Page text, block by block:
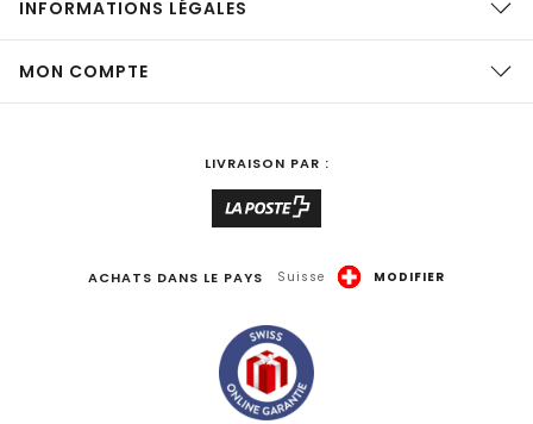
INFORMATIONS LÉGALES
MON COMPTE
LIVRAISON PAR :
ACHATS DANS LE PAYS Suisse MODIFIER